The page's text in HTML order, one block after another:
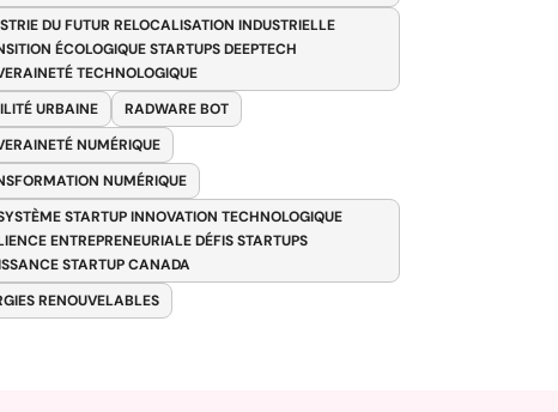
DU FUTUR RELOCALISATION INDUSTRIELLE
ÉCOLOGIQUE STARTUPS DEEPTECH
TECHNOLOGIQUE
URBAINE
RADWARE BOT
NUMÉRIQUE
NUMÉRIQUE
STARTUP INNOVATION TECHNOLOGIQUE
ENTREPRENEURIALE DÉFIS STARTUPS
STARTUP CANADA
RENOUVELABLES